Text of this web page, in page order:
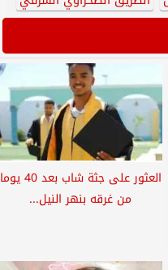
العثور على جثة شاب بعد 40 يوما
من غرقه بنهر النيل...